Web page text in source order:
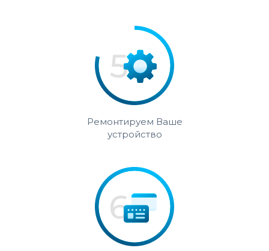
Ремонтируем Ваше
устройство